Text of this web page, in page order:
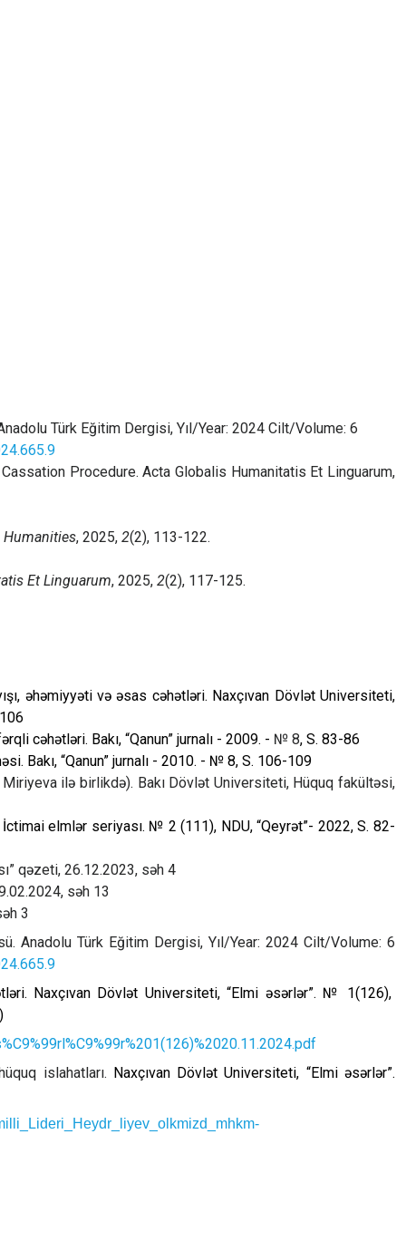
Türk Eğitim Dergisi, Yıl/Year: 2024 Cilt/Volume: 6
Procedure. Acta Globalis Humanitatis Et Linguarum,
Humanities, 2025, 2(2), 113-122.
Et Linguarum, 2025, 2(2), 117-125.
əhəmiyyəti və əsas cəhətləri. Naxçıvan Dövlət Universiteti,
cəhətləri. Bakı, “Qanun” jurnalı - 2009. - № 8, S. 83-86
Bakı, “Qanun” jurnalı - 2010. - № 8, S. 106-109
Miriyeva ilə birlikdə). Bakı Dövlət Universiteti, Hüquq fakültəsi,
elmlər seriyası. № 2 (111), NDU, “Qeyrət”- 2022, S. 82-
qəzeti, 26.12.2023, səh 4
səh 13
3
Anadolu Türk Eğitim Dergisi, Yıl/Year: 2024 Cilt/Volume: 6
Naxçıvan Dövlət Universiteti, “Elmi əsərlər”. № 1(126),
islahatları. Naxçıvan Dövlət Universiteti, “Elmi əsərlər”.